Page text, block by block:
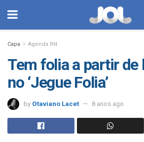
Capa Agenda RN
Tem folia a partir de
no ‘Jegue Folia’
by Otaviano Lacet 8 anos ago